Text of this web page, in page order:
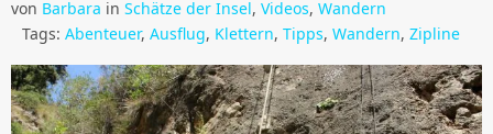
von Barbara in Schätze der Insel, Videos, Wandern
Tags: Abenteuer, Ausflug, Klettern, Tipps, Wandern, Zipline